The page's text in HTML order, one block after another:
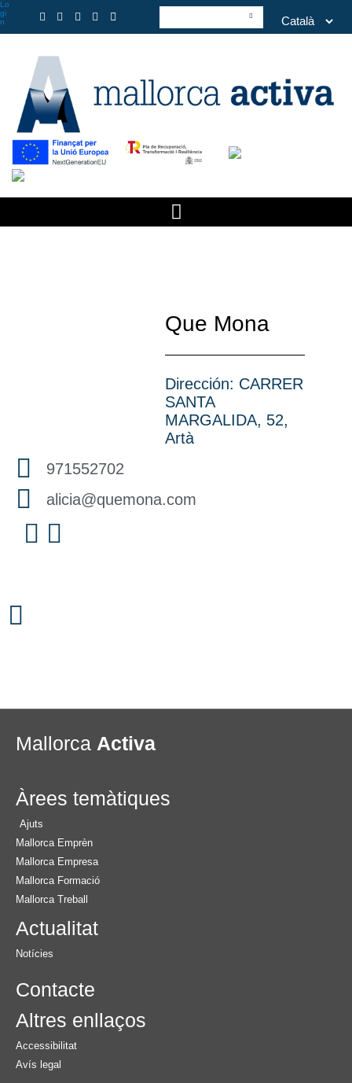
Lo
gi
n
Que Mona
Dirección: CARRER
SANTA
MARGALIDA, 52,
Artà
971552702
alicia@quemona.com
Mallorca Activa
Àrees temàtiques
Ajuts
Mallorca Emprèn
Mallorca Empresa
Mallorca Formació
Mallorca Treball
Actualitat
Notícies
Contacte
Altres enllaços
Accessibilitat
Avís legal